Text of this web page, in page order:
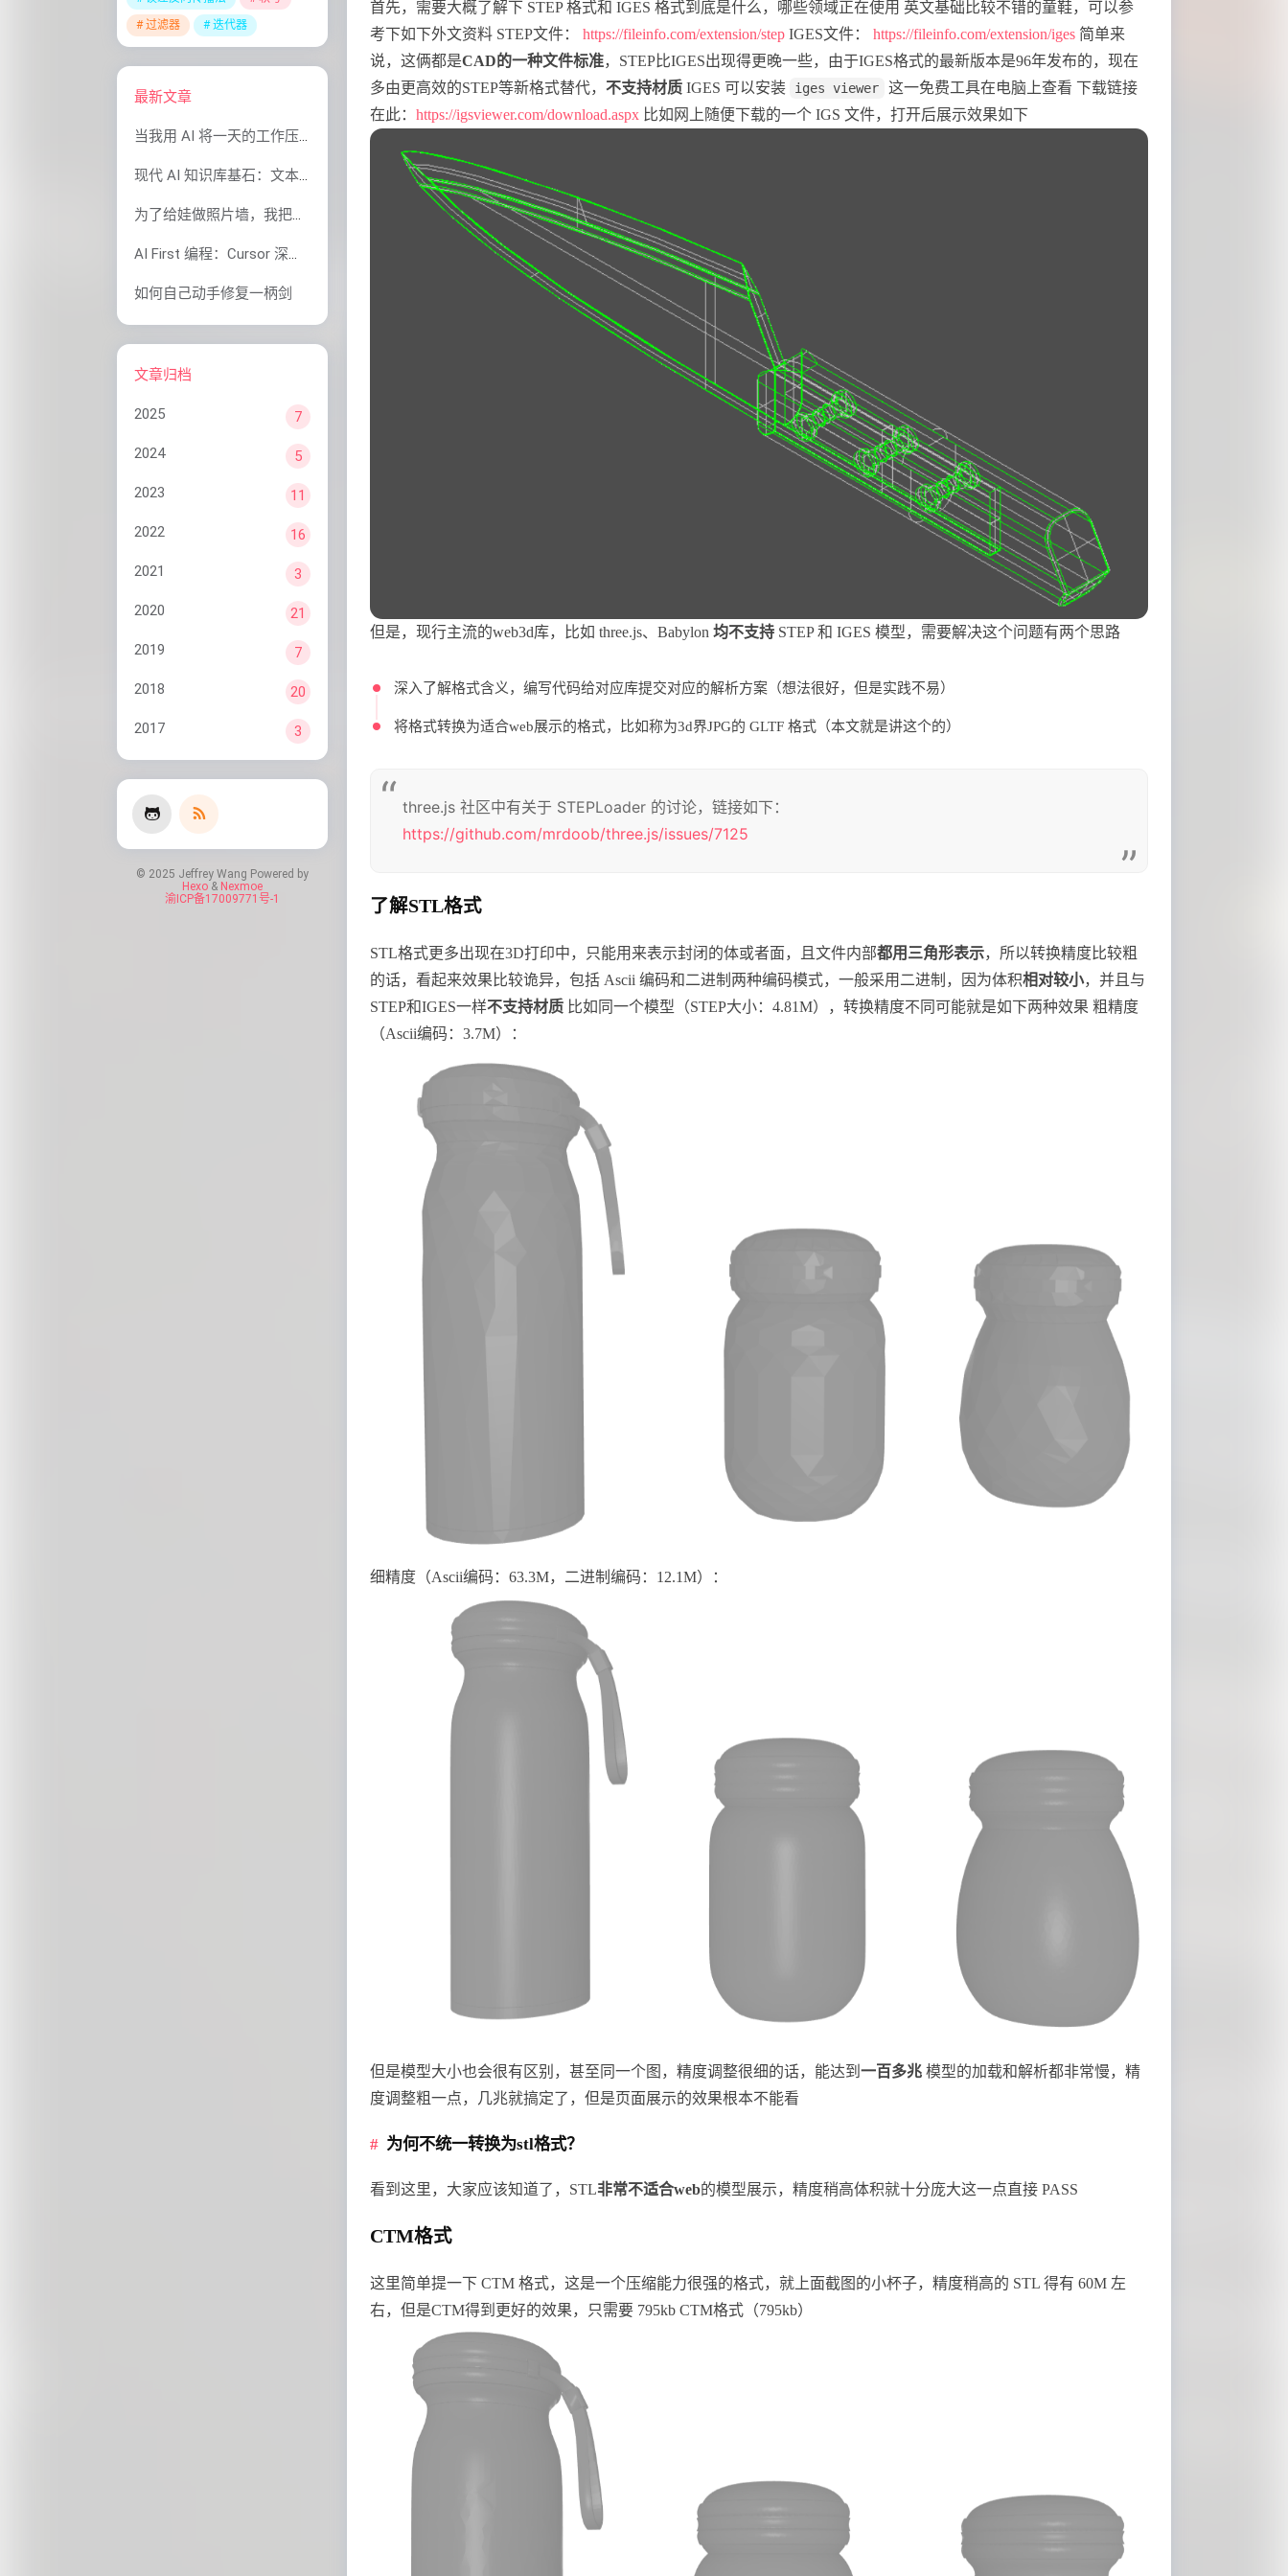
过滤器
迭代器
最新文章
当我用 AI 将一天的工作压缩到一小时后，我想起了马克思
现代 AI 知识库基石：文本嵌入、向量数据库与 RAG 原理全解析
为了给娃做照片墙，我把家用打印机研究了个底朝天
AI First 编程：Cursor 深度体验和”智驾式编程“实操
如何自己动手修复一柄剑
文章归档
2025 7
2024 5
2023 11
2022 16
2021 3
2020 21
2019 7
2018 20
2017 3
© 2025 Jeffrey Wang Powered by
Hexo & Nexmoe
渝ICP备17009771号-1
首先，需要大概了解下 STEP 格式和 IGES 格式到底是什么，哪些领域正在使用 英文基础比较不错的童鞋，可以参
考下如下外文资料 STEP文件： https://fileinfo.com/extension/step IGES文件： https://fileinfo.com/extension/iges 简单来
说，这俩都是CAD的一种文件标准，STEP比IGES出现得更晚一些，由于IGES格式的最新版本是96年发布的，现在
多由更高效的STEP等新格式替代， 不支持材质 IGES 可以安装 iges viewer
这一免费工具在电脑上查看 下载链接
在此： https://igsviewer.com/download.aspx 比如网上随便下载的一个 IGS 文件，打开后展示效果如下
但是，现行主流的web3d库，比如 three.js、Babylon 均不支持 STEP 和 IGES 模型，需要解决这个问题有两个思路
深入了解格式含义，编写代码给对应库提交对应的解析方案（想法很好，但是实践不易）
将格式转换为适合web展示的格式，比如称为3d界JPG的 GLTF 格式（本文就是讲这个的）
three.js 社区中有关于 STEPLoader 的讨论，链接如下：
https://github.com/mrdoob/three.js/issues/7125
了解STL格式
STL格式更多出现在3D打印中，只能用来表示封闭的体或者面，且文件内部都用三角形表示，所以转换精度比较粗
的话，看起来效果比较诡异，包括 Ascii 编码和二进制两种编码模式，一般采用二进制，因为体积相对较小，并且与
STEP和IGES一样不支持材质 比如同一个模型（STEP大小：4.81M），转换精度不同可能就是如下两种效果 粗精度
（Ascii编码：3.7M）：
细精度（Ascii编码：63.3M，二进制编码：12.1M）：
但是模型大小也会很有区别，甚至同一个图，精度调整很细的话，能达到 一百多兆 模型的加载和解析都非常慢，精
度调整粗一点，几兆就搞定了，但是页面展示的效果根本不能看
为何不统一转换为stl格式？
看到这里，大家应该知道了，STL非常不适合web的模型展示，精度稍高体积就十分庞大这一点直接 PASS
CTM格式
这里简单提一下 CTM 格式，这是一个压缩能力很强的格式，就上面截图的小杯子，精度稍高的 STL 得有 60M 左
右，但是CTM得到更好的效果，只需要 795kb CTM格式（795kb）